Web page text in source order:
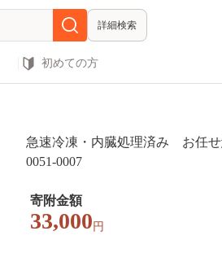
詳細検索
初めての方
急速冷凍・内臓処理済み お任せ
0051-0007
寄附金額
33,000 円